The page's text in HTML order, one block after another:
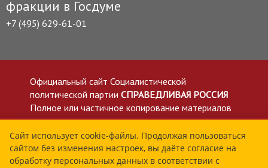
фракции в Госдуме
+7 (495) 629-61-01
Официальный сайт Социалистической
политической партии СПРАВЕДЛИВАЯ РОССИЯ
Полное или частичное копирование материалов
приветствуется со ссылкой на сайт spravedlivo.ru
Политика в отношении обработки персональных
данных
Все материалы сайта spravedlivo.ru доступны по
Сайт использует cookie-файлы. Продолжая пользоваться
сайтом без изменения настроек, вы даёте согласие на
обработку персональных данных в соответствии с